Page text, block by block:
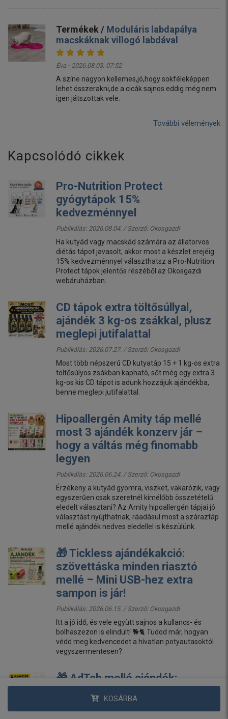
KOSÁRBA
Termékek / Moduláris labdapálya
macskáknak villogó labdával
Éva - 2026.08.03. 07:52
A színe nagyon kellemes,jó,hogy sokféleképpen
lehet összerakni,de a cicák sajnos eddig még nem
igen játszottak vele.
További vélemények
Kapcsolódó cikkek
Pro-Nutrition Protect
gyógytápok 15%
kedvezménnyel
Publikálás: 2026.08.04. / Szerző: Okosgazdi
Ha kutyád vagy macskád számára az állatorvos
diétás tápot javasolt, akkor most a készlet erejéig
15% kedvezménnyel választhatsz a Pro-Nutrition
Protect tápok jelentős részéből az Okosgazdi
webáruházban.
CD tápok extra töltősúllyal,
ajándék 3 kg-os zsákkal, plusz
meglepi jutifalattal
Publikálás: 2026.07.27. / Szerző: Okosgazdi
Most több népszerű CD kutyatáp 15 + 1 kg-os extra
töltősúlyos zsákban kapható, sőt még egy extra 3
kg-os kis CD tápot is adunk hozzájuk ajándékba,
benne meglepi jutifalattal.
Hipoallergén Amity táp mellé
most 3 ajándék konzerv jár –
hogy a váltás még finomabb
legyen
Publikálás: 2026.06.24. / Szerző: Okosgazdi
Érzékeny a kutyád gyomra, viszket, vakarózik, vagy
egyszerűen csak szeretnél kímélőbb összetételű
eledelt választani? Az Amity hipoallergén tápjai jó
választást nyújthatnak, ráadásul most a száraztáp
mellé ajándék nedves eledellel is készülünk.
🎁 Tickless ajándékakció:
szövettáska minden riasztó
mellé – Mini USB-hez extra
sampon is jár!
Publikálás: 2026.06.15. / Szerző: Okosgazdi
Itt a jó idő, és vele együtt sajnos a kullancs- és
bolhaszezon is elindult! 🐕🐈 Tudod már, hogyan
védd meg kedvencedet a hívatlan potyautasoktól
vegyszermentesen?
🎁 AdTab mellé ajándék:
kutyáknak kakizacsi tartó,
macskáknak kulcstartó